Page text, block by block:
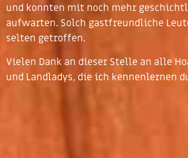
und konnten mit noch mehr
aufwarten. Solch gastfreundliche
selten getroffen.
Vielen Dank an dieser Stelle an alle
und Landladys, die ich kennenlernen